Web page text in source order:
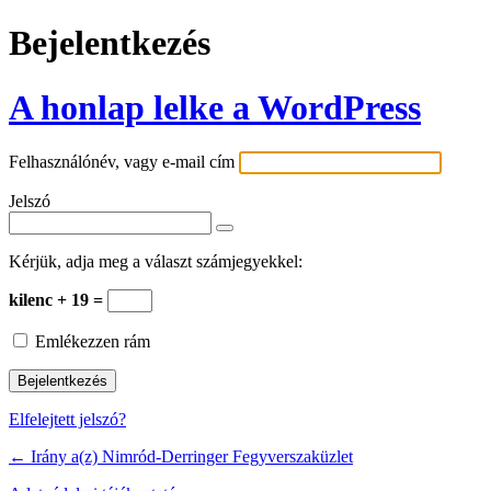
Bejelentkezés
A honlap lelke a WordPress
Felhasználónév, vagy e-mail cím
Jelszó
Kérjük, adja meg a választ számjegyekkel:
kilenc + 19 =
Emlékezzen rám
Elfelejtett jelszó?
← Irány a(z) Nimród-Derringer Fegyverszaküzlet